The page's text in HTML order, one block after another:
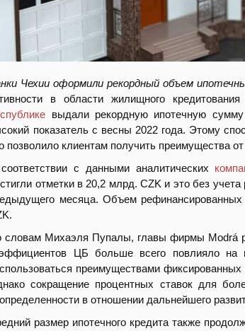
Чехии оформили рекордный объем
в области жилищного
выдали рекордную ипотечную
показатель с весны 2022 года. Этому
позволило клиентам получить преимущества
с данными аналитических
отметки в 20,2 млрд. CZK и это без
месяца. Объем
словам Михаэля Пупалы, главы фирмы Modrá
ЦБ больше всего повлияло на
преимуществами
сокращение процентных ставок для
в отношении дальнейшего
размер ипотечного кредита также